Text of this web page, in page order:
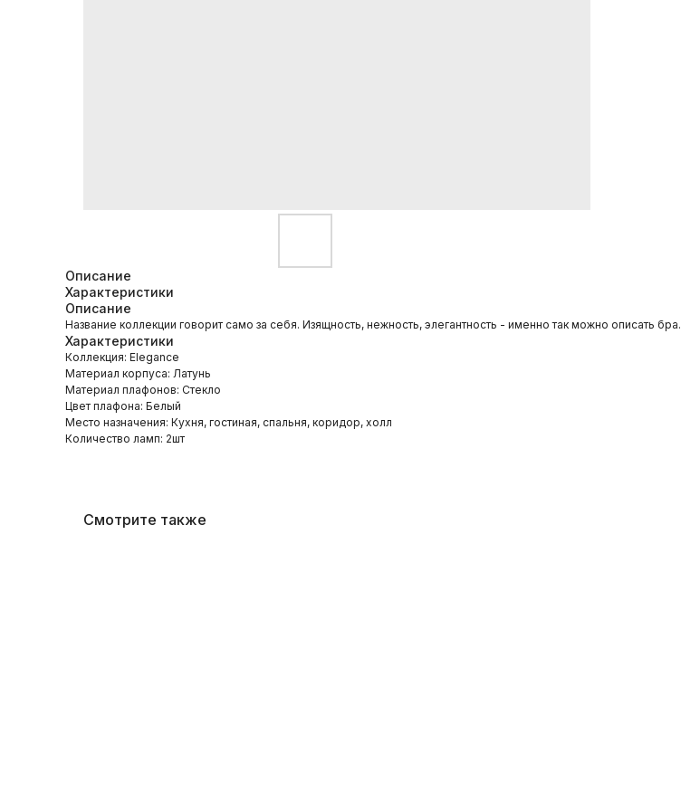
Описание
Характеристики
Описание
Название коллекции говорит само за себя. Изящность, нежность, элегантность - именно так можно описать бра.
Характеристики
Коллекция: Elegance
Материал корпуса: Латунь
Материал плафонов: Стекло
Цвет плафона: Белый
Место назначения: Кухня, гостиная, спальня, коридор, холл
Количество ламп: 2шт
Смотрите также